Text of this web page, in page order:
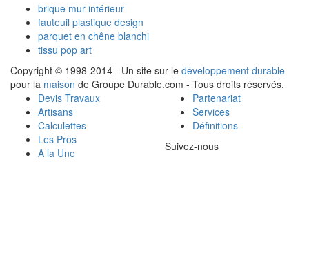
brique mur intérieur
fauteuil plastique design
parquet en chêne blanchi
tissu pop art
Copyright © 1998-2014 - Un site sur le développement durable
pour la maison de Groupe Durable.com - Tous droits réservés.
Devis Travaux
Artisans
Calculettes
Les Pros
A la Une
Partenariat
Services
Définitions
Suivez-nous